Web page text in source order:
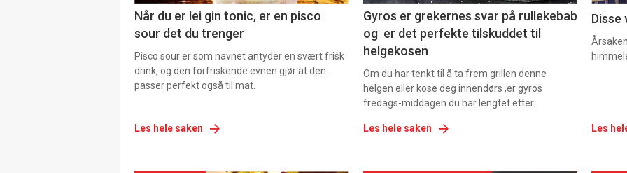
Når du er lei gin tonic, er en pisco
sour det du trenger
Pisco sour er som navnet antyder en svært frisk
drink, og den forfriskende evnen gjør at den
passer perfekt også til mat.
Les hele saken
Gyros er grekernes svar på rullekebab
og er det perfekte tilskuddet til
helgekosen
Om du har tenkt til å ta frem grillen denne
helgen eller kose deg innendørs ,er gyros
fredags-middagen du har lengtet etter.
Les hele saken
Disse
Les